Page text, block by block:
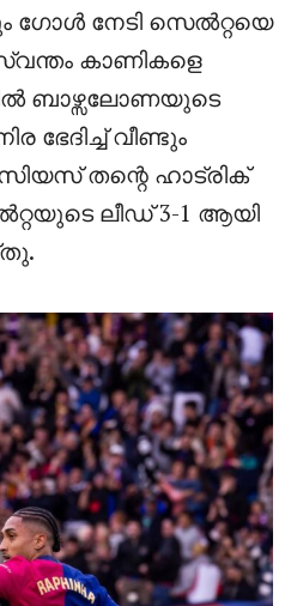
ഗോൾ നേടി സെൽറ്റയെ
സ്വന്തം കാണികളെ
ബാഴ്സലോണയുടെ
ഭേദിച്ച് വീണ്ടും
തന്റെ ഹാട്രിക്
ലീഡ് 3-1 ആയി